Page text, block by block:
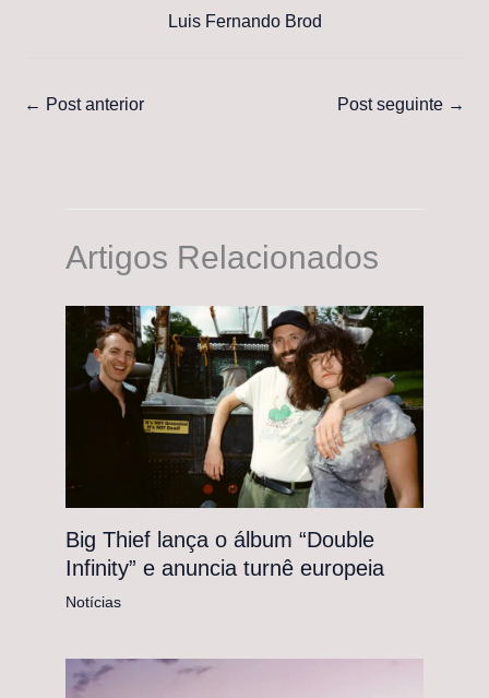
Luis Fernando Brod
← Post anterior Post seguinte →
Artigos Relacionados
Big Thief lança o álbum “Double
Infinity” e anuncia turnê europeia
Notícias